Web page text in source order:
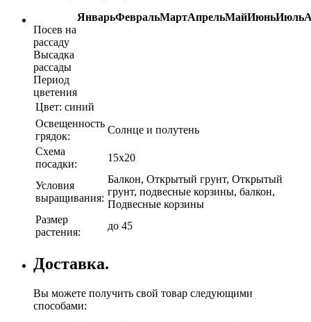
ЯнварьФевральМартАпрельМайИюньИюль
Посев на
рассаду
Высадка
рассады
Период
цветения
Цвет: синий
Освещенность
грядок:
Солнце и полутень
Схема
посадки:
15х20
Условия
выращивания:
Балкон, Открытый грунт, Открытый
грунт, подвесные корзины, балкон,
Подвесные корзины
Размер
растения:
до 45
Доставка.
Вы можете получить свой товар следующими
способами: